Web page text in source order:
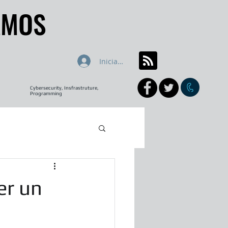
Iniciar sesión
Cybersecurity, Insfrastruture,
Programming
un